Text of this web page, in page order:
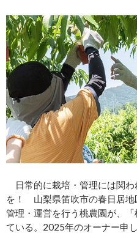
日常的に栽培・管理には関
を！ 山梨県笛吹市の春日居地
管理・運営を行う桃農園が、
ている。2025年のオーナー申